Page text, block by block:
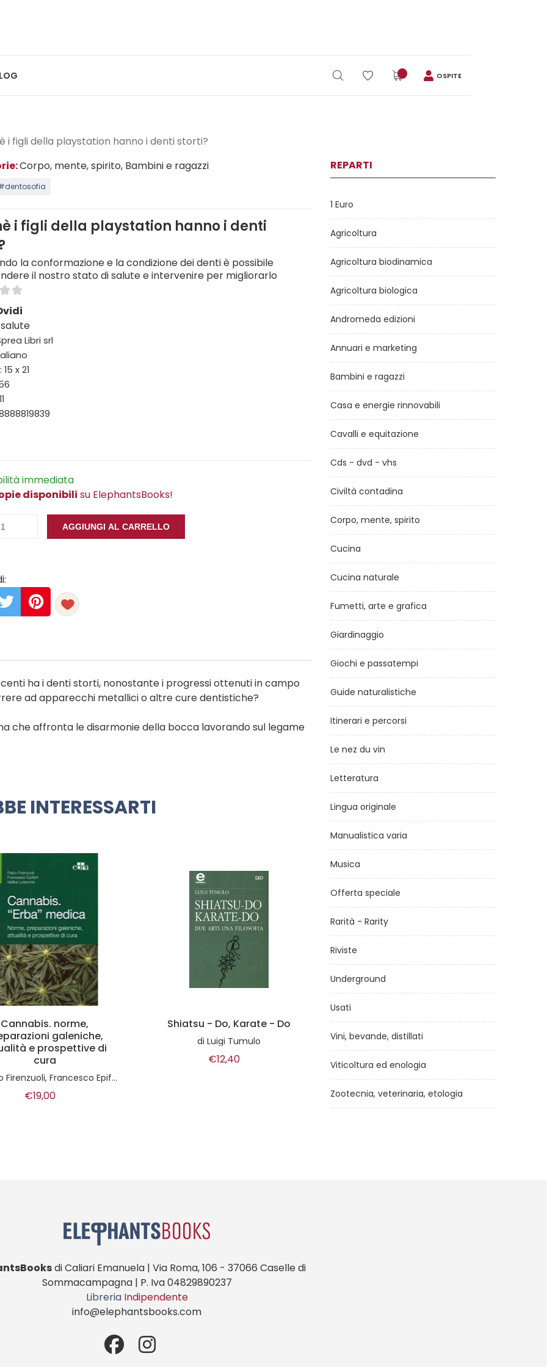
OSPITE
i figli della playstation hanno i denti storti?
Corpo, mente, spirito, Bambini e ragazzi
i figli della playstation hanno i denti
la conformazione e la condizione dei denti è possibile
il nostro stato di salute e intervenire per migliorarlo
Libri srl
x 21
immediata
disponibili su ElephantsBooks!
AGGIUNGI AL CARRELLO
ha i denti storti, nonostante i progressi ottenuti in campo
ad apparecchi metallici o altre cure dentistiche?
che affronta le disarmonie della bocca lavorando sul legame
INTERESSARTI
- Do, Karate - Do
diLuigi Tumulo
€12,40
Elogio del limite - sogna in
grande e osa fallire
Fabrizio Pistoni
Sequenze numeriche per
rigenerare e guarire il tuo
corpo 2 volume
diGrigori Grabovoj
€16,50
REPARTI
1 Euro
Agricoltura
Agricoltura biodinamica
Agricoltura biologica
Andromeda edizioni
Annuari e marketing
Bambini e ragazzi
Casa e energie rinnovabili
Cavalli e equitazione
Cds - dvd - vhs
Civiltà contadina
Corpo, mente, spirito
Cucina
Cucina naturale
Fumetti, arte e grafica
Giardinaggio
Giochi e passatempi
Guide naturalistiche
Itinerari e percorsi
Le nez du vin
Letteratura
Lingua originale
Manualistica varia
Musica
Offerta speciale
Rarità - Rarity
Riviste
Underground
Usati
Vini, bevande, distillati
Viticoltura ed enologia
Zootecnia, veterinaria, etologia
di Caliari Emanuela | Via Roma, 106 - 37066 Caselle di
Sommacampagna | P. Iva 04829890237
Libreria Indipendente
info@elephantsbooks.com